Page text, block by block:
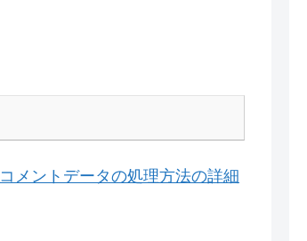
コメントデータの処理方法の詳細